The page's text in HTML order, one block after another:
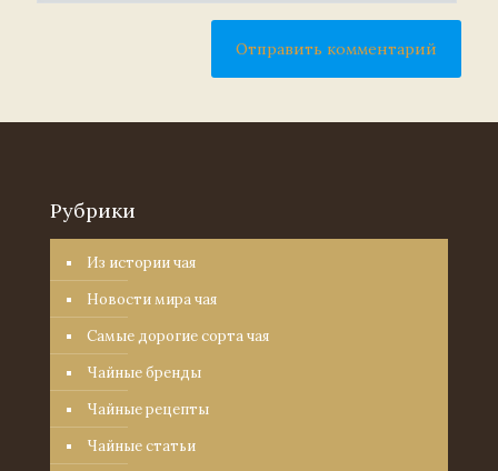
Рубрики
Из истории чая
Новости мира чая
Самые дорогие сорта чая
Чайные бренды
Чайные рецепты
Чайные статьи